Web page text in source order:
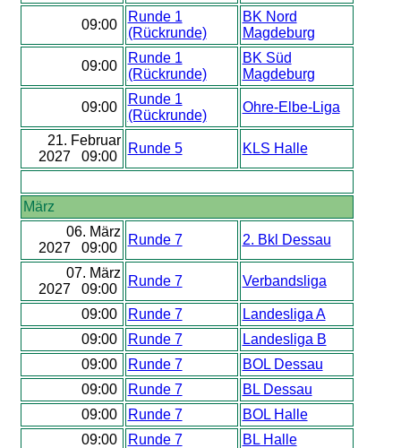
09:00
Runde 1
(Rückrunde)
BK Nord
Magdeburg
09:00
Runde 1
(Rückrunde)
BK Süd
Magdeburg
09:00
Runde 1
(Rückrunde)
Ohre-Elbe-Liga
21. Februar
2027 09:00
Runde 5 KLS Halle
März
06. März
2027 09:00
Runde 7 2. Bkl Dessau
07. März
2027 09:00
Runde 7 Verbandsliga
09:00 Runde 7
Landesliga A
09:00
Runde 7
Landesliga B
09:00
Runde 7
BOL Dessau
09:00
Runde 7
BL Dessau
09:00
Runde 7
BOL Halle
09:00
Runde 7
BL Halle